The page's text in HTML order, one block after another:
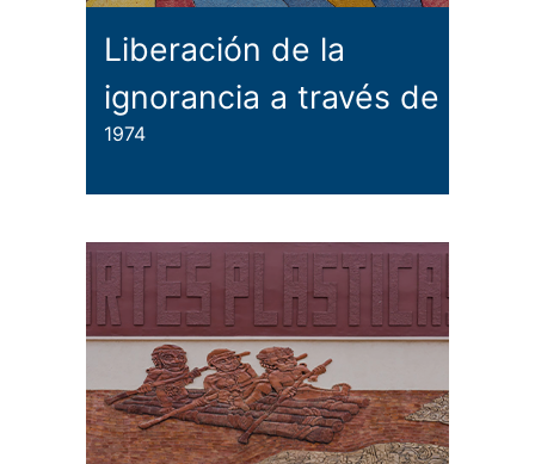
Liberación de la
ignorancia a través de
la instrucción I
1974